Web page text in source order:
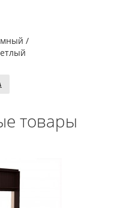
/
товары